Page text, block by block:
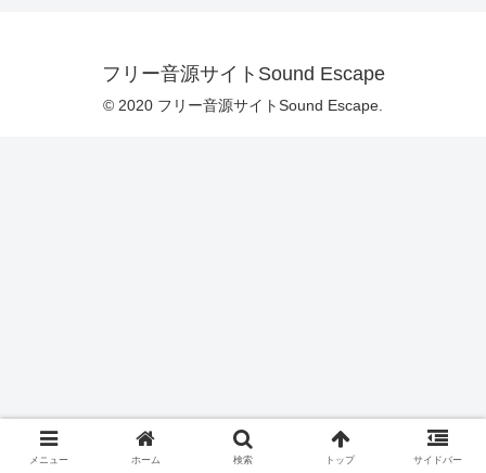
フリー音源サイトSound Escape
© 2020 フリー音源サイトSound Escape.
メニュー ホーム 検索 トップ サイドバー